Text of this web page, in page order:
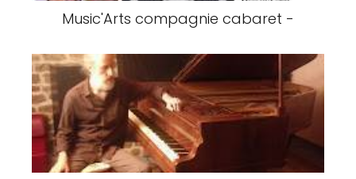
Music'Arts compagnie cabaret -